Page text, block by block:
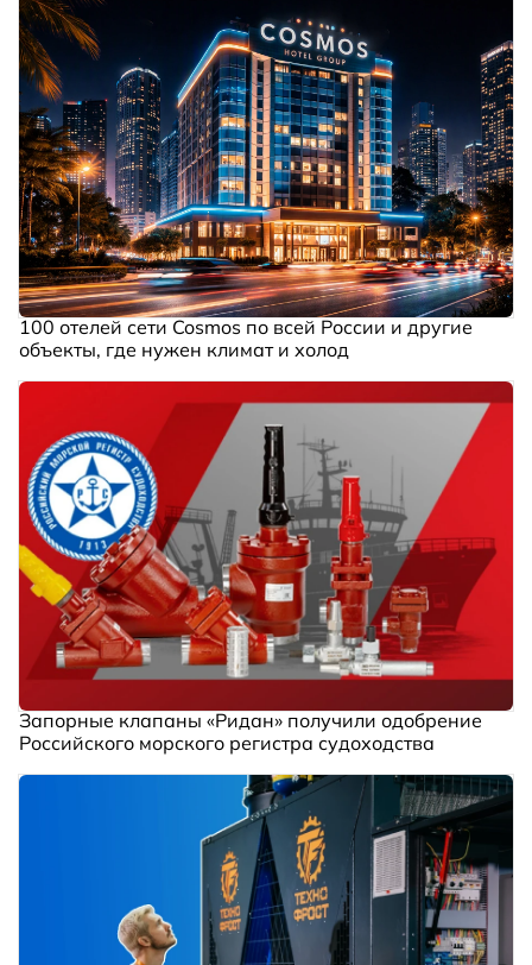
100 отелей сети Cosmos по всей России и другие
объекты, где нужен климат и холод
Запорные клапаны «Ридан» получили одобрение
Российского морского регистра судоходства